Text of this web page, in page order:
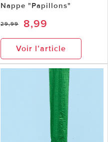
Nappe "Papillons"
29,99 8,99
Voir l’article